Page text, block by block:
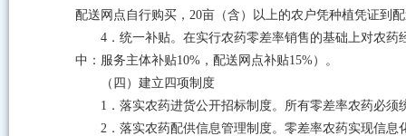
配送网点自行购买，20亩（含）以上的农户凭种植凭证到
4．统一补贴。在实行农药零差率销售的基础上对农
中：服务主体补贴10%，配送网点补贴15%）。
（四）建立四项制度
1．落实农药进货公开招标制度。所有零差率农药必
2．落实农药配供信息管理制度。零差率农药实现信息